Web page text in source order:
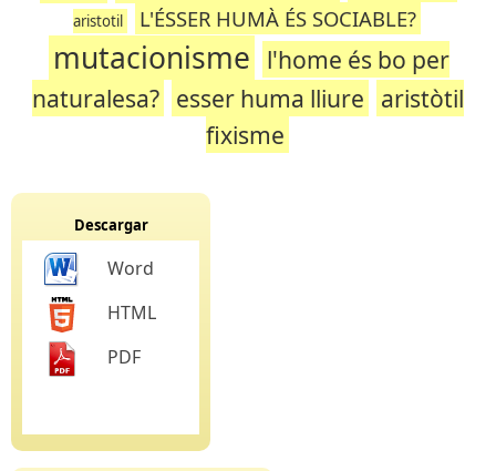
aristotil
L'ÉSSER HUMÀ ÉS SOCIABLE?
mutacionisme l'home és bo per
naturalesa? esser huma lliure aristòtil
fixisme
Descargar
Word
HTML
PDF